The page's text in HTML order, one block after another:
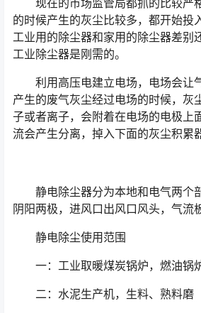
现在的市场监管局都抓的比较严
的时候产生的灰尘比较多，都开始投
工业用的除尘器和家用的除尘器差别
工业除尘器是刚需的。
利用高压电建立电场，电场会让
产生的废气灰尘经过电场的时候，灰
子或者离子，会附着在电场的电极上
流会产生分离，掉入下面的灰尘积累
静电除尘器分为本地和电气两个
阴阳两极，进风口出风口风头，气流
静电除尘使用范围
一：工业取暖煤炭锅炉，燃油锅
二：水泥生产机，生料、熟料磨